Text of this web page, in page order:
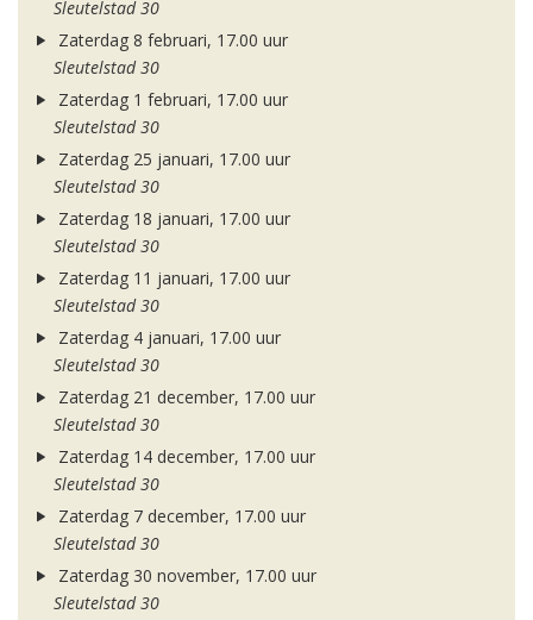
Sleutelstad 30
Zaterdag 8 februari, 17.00 uur
Sleutelstad 30
Zaterdag 1 februari, 17.00 uur
Sleutelstad 30
Zaterdag 25 januari, 17.00 uur
Sleutelstad 30
Zaterdag 18 januari, 17.00 uur
Sleutelstad 30
Zaterdag 11 januari, 17.00 uur
Sleutelstad 30
Zaterdag 4 januari, 17.00 uur
Sleutelstad 30
Zaterdag 21 december, 17.00 uur
Sleutelstad 30
Zaterdag 14 december, 17.00 uur
Sleutelstad 30
Zaterdag 7 december, 17.00 uur
Sleutelstad 30
Zaterdag 30 november, 17.00 uur
Sleutelstad 30